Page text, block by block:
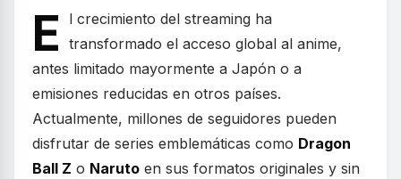
E
l crecimiento del streaming ha
transformado el acceso global al anime,
antes limitado mayormente a Japón o a
emisiones reducidas en otros países.
Actualmente, millones de seguidores pueden
disfrutar de series emblemáticas como Dragon
Ball Z o Naruto en sus formatos originales y sin